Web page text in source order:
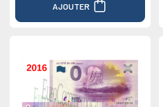
AJOUTER